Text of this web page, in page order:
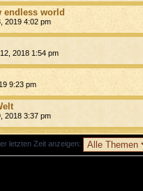
endless world
2019 4:02 pm
2018 1:54 pm
9:23 pm
2018 3:37 pm
letzten Zeit anzeigen: